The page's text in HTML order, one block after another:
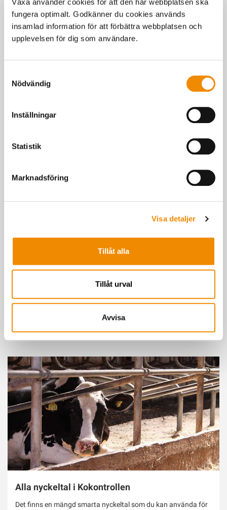
fungera optimalt. Godkänner du cookies används
insamlad information för att förbättra webbplatsen och
upplevelsen för dig som användare.
Nödvändig
Inställningar
Statistik
Marknadsföring
Visa detaljer
Tillåt alla
Tillåt urval
Avvisa
MinGård® kan du rapportera, se och sammanställa dina
Mobil djurtavla
Nu är det enkelt för dig att komma åt uppgifter om dina kor i
mobil, surfplatta eller dator. Uppgifterna hämtas direkt ifrån
Alla nyckeltal i Kokontrollen
Det finns en mängd smarta nyckeltal som du kan använda för